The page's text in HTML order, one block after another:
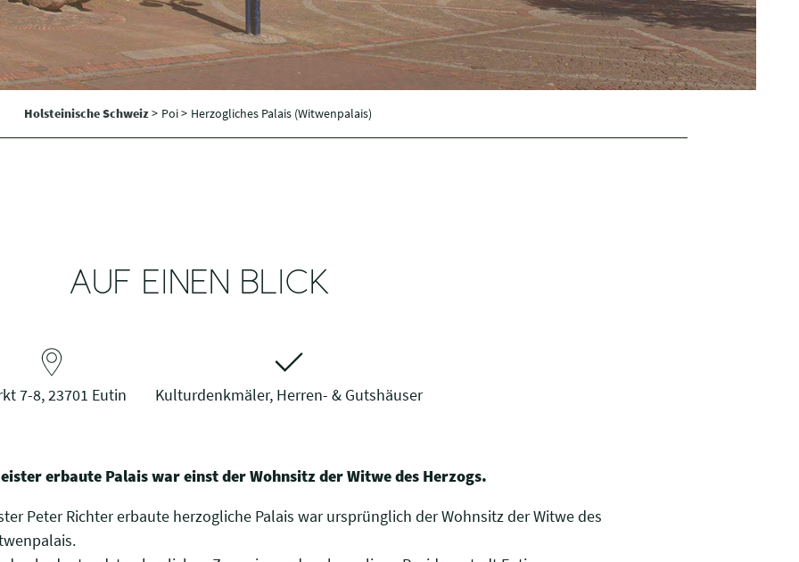
Holsteinische Schweiz> Poi > Herzogliches Palais (Witwenpalais)
AUF EINEN BLICK
7-8, 23701 Eutin Kulturdenkmäler, Herren- & Gutshäuser
erbaute Palais war einst der Wohnsitz der Witwe des Herzogs.
Peter Richter erbaute herzogliche Palais war ursprünglich der Wohnsitz der Witwe des